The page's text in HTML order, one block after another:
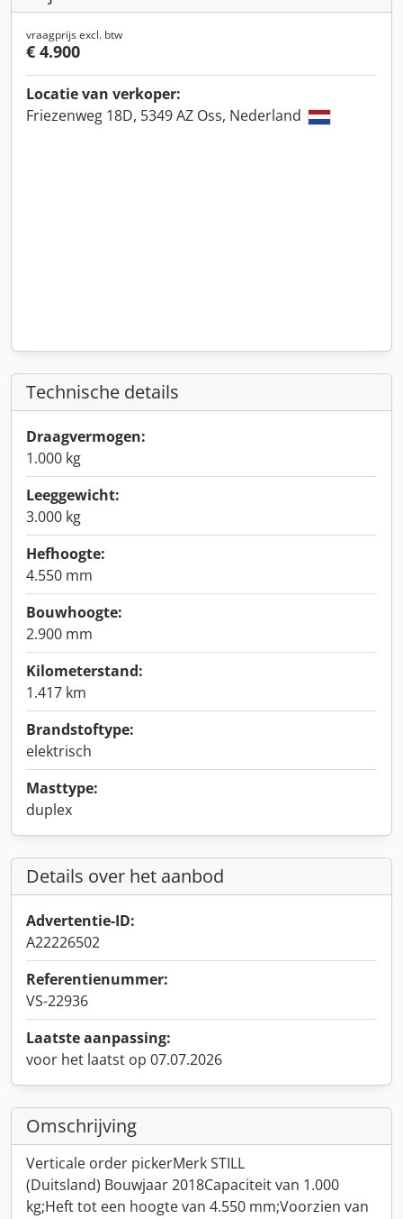
vraagprijs excl. btw
€ 4.900
Locatie van verkoper:
Friezenweg 18D, 5349 AZ Oss, Nederland
Technische details
Draagvermogen:
1.000 kg
Leeggewicht:
3.000 kg
Hefhoogte:
4.550 mm
Bouwhoogte:
2.900 mm
Kilometerstand:
1.417 km
Brandstoftype:
elektrisch
Masttype:
duplex
Details over het aanbod
Advertentie-ID:
A22226502
Referentienummer:
VS-22936
Laatste aanpassing:
voor het laatst op 07.07.2026
Omschrijving
Verticale order pickerMerk STILL
(Duitsland) Bouwjaar 2018Capaciteit van 1.000
kg;Heft tot een hoogte van 4.550 mm;Voorzien van